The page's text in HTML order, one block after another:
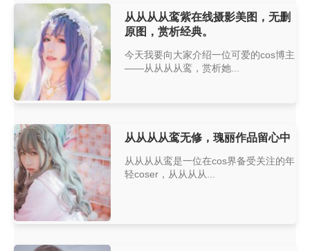
从从从从鸾紫在线摄影美图，无删
原图，赏析经典。
今天我要向大家介绍一位可爱的cos博主
——从从从从鸾，赏析她...
从从从从鸾无修，瑰丽作品留心中
从从从从鸾是一位在cos界备受关注的年
轻coser，从从从从...